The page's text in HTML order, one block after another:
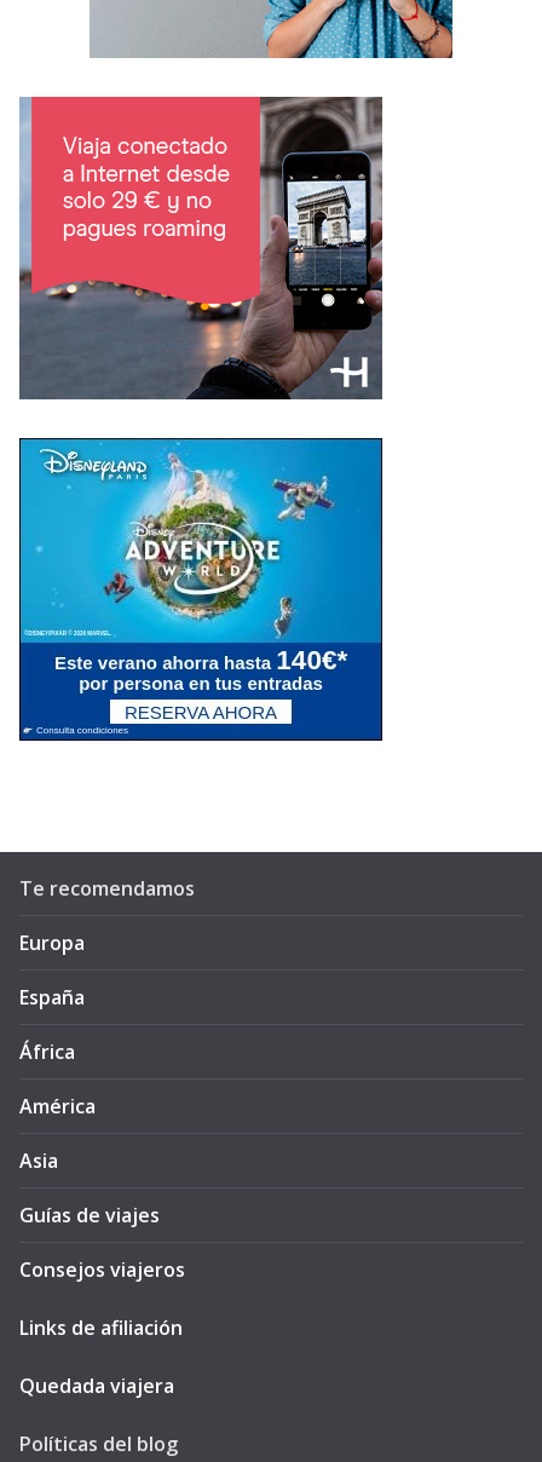
Te recomendamos
Europa
España
África
América
Asia
Guías de viajes
Consejos viajeros
Links de afiliación
Quedada viajera
Políticas del blog